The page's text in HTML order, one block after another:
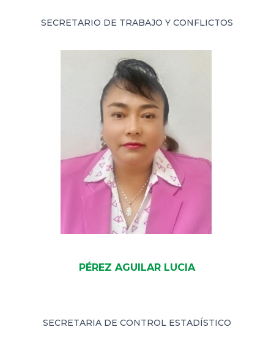
SECRETARIO DE TRABAJO Y CONFLICTOS
PÉREZ AGUILAR LUCIA
SECRETARIA DE CONTROL ESTADÍSTICO